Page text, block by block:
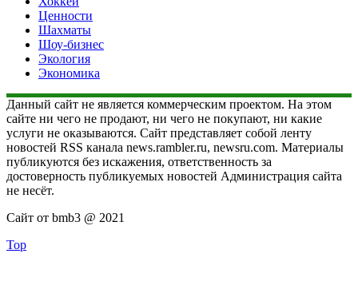
Ценности
Шахматы
Шоу-бизнес
Экология
Экономика
Данный сайт не является коммерческим проектом. На этом
сайте ни чего не продают, ни чего не покупают, ни какие
услуги не оказываются. Сайт представляет собой ленту
новостей RSS канала news.rambler.ru, newsru.com. Материалы
публикуются без искажения, ответственность за
достоверность публикуемых новостей Администрация сайта
не несёт.
Сайт от bmb3 @ 2021
Top